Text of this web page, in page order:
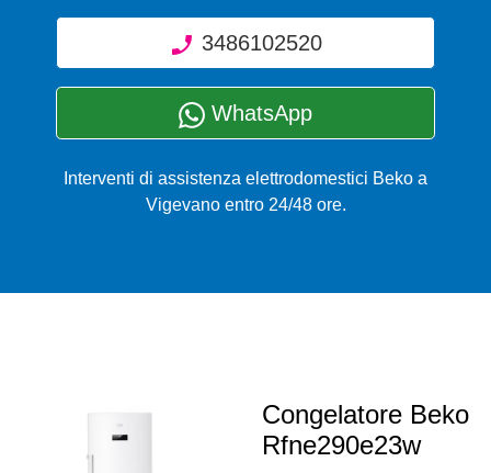
3486102520
WhatsApp
Interventi di assistenza elettrodomestici Beko a
Vigevano entro 24/48 ore.
Congelatore Beko
Rfne290e23w